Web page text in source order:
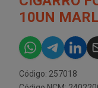
10UN
Código: 257018